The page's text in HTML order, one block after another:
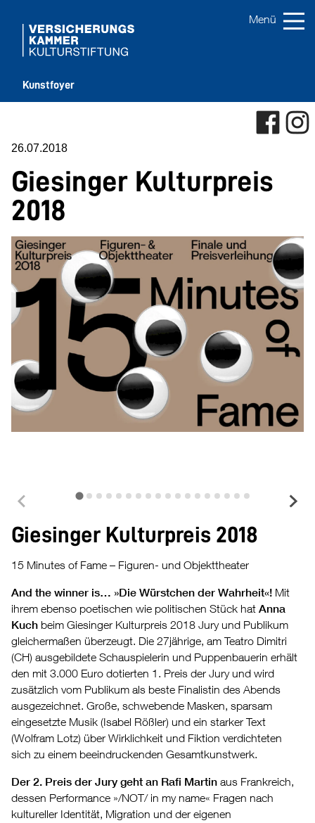
Kunstfoyer
26.07.2018
Giesinger Kulturpreis
2018
Giesinger Kulturpreis 2018
15 Minutes of Fame – Figuren- und Objekttheater
And the winner is… »Die Würstchen der Wahrheit«! Mit
ihrem ebenso poetischen wie politischen Stück hat Anna
Kuch beim Giesinger Kulturpreis 2018 Jury und Publikum
gleichermaßen überzeugt. Die 27jährige, am Teatro Dimitri
(CH) ausgebildete Schauspielerin und Puppenbauerin erhält
den mit 3.000 Euro dotierten 1. Preis der Jury und wird
zusätzlich vom Publikum als beste Finalistin des Abends
ausgezeichnet. Große, schwebende Masken, sparsam
eingesetzte Musik (Isabel Rößler) und ein starker Text
(Wolfram Lotz) über Wirklichkeit und Fiktion verdichteten
sich zu einem beeindruckenden Gesamtkunstwerk.
Der 2. Preis der Jury geht an Rafi Martin aus Frankreich,
dessen Performance »/NOT/ in my name« Fragen nach
kultureller Identität, Migration und der eigenen